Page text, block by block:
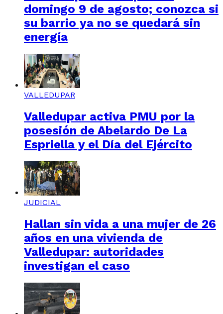
domingo 9 de agosto; conozca si
su barrio ya no se quedará sin
energía
VALLEDUPAR
Valledupar activa PMU por la
posesión de Abelardo De La
Espriella y el Día del Ejército
JUDICIAL
Hallan sin vida a una mujer de 26
años en una vivienda de
Valledupar: autoridades
investigan el caso